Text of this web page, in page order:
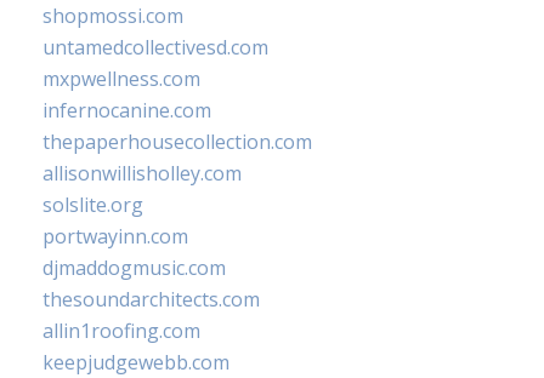
shopmossi.com
untamedcollectivesd.com
mxpwellness.com
infernocanine.com
thepaperhousecollection.com
allisonwillisholley.com
solslite.org
portwayinn.com
djmaddogmusic.com
thesoundarchitects.com
allin1roofing.com
keepjudgewebb.com